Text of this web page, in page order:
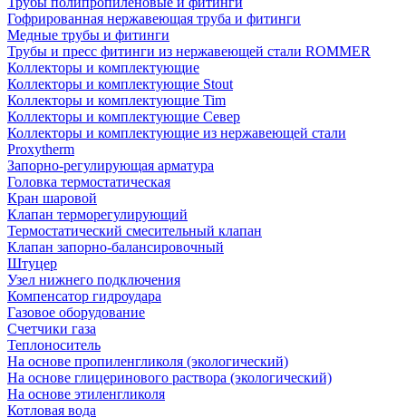
Гофрированная нержавеющая труба и фитинги
Медные трубы и фитинги
Трубы и пресс фитинги из нержавеющей стали ROMMER
Коллекторы и комплектующие
Коллекторы и комплектующие Stout
Коллекторы и комплектующие Tim
Коллекторы и комплектующие Север
Коллекторы и комплектующие из нержавеющей стали
Proxytherm
Запорно-регулирующая арматура
Головка термостатическая
Кран шаровой
Клапан терморегулирующий
Термостатический смесительный клапан
Клапан запорно-балансировочный
Штуцер
Узел нижнего подключения
Компенсатор гидроудара
Газовое оборудование
Счетчики газа
Теплоноситель
На основе пропиленгликоля (экологический)
На основе глицеринового раствора (экологический)
На основе этиленгликоля
Котловая вода